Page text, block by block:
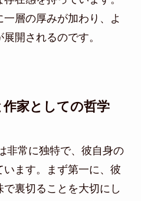
層の厚みが加わり、よ
開されるのです。
家としての哲学
非常に独特で、彼自身の
ます。まず第一に、彼
裏切ることを大切にし